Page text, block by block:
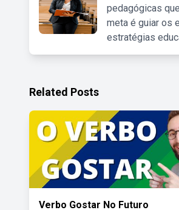
pedagógicas
meta é guiar os
estratégias
Related Posts
Verbo Gostar No Futuro